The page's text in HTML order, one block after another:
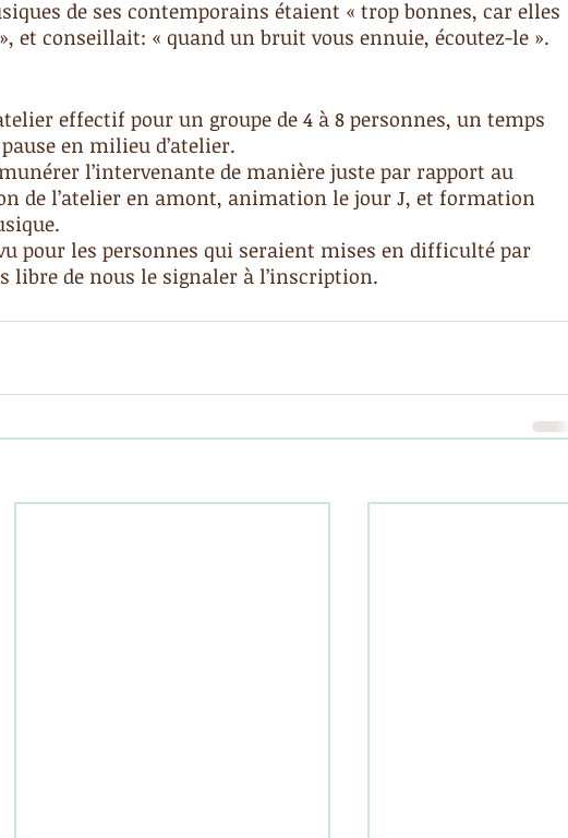
de ses contemporains étaient « trop bonnes, car elles
et conseillait: « quand un bruit vous ennuie, écoutez-le ».
effectif pour un groupe de 4 à 8 personnes, un temps
en milieu d’atelier.
l’intervenante de manière juste par rapport au
de l’atelier en amont, animation le jour J, et formation
pour les personnes qui seraient mises en difficulté par
libre de nous le signaler à l’inscription.